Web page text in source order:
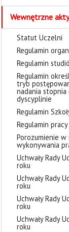
Wewnętrzne
Statut Uczelni
Regulamin
Regulamin
Regulamin
tryb
nadania
dyscyplinie
Regulamin
Regulamin pracy
Porozumienie w
wykonywania
Uchwały Rady
roku
Uchwały Rady
roku
Uchwały Rady
roku
Uchwały Rady
roku